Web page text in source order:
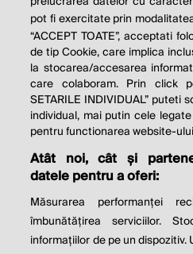
Milton
© 2026 Profit.ro. Toate
Dezvoltat
Contact Publicitate
Politica de cookie
confidențialitate
pot fi exercitate prin
“ACCEPT TOATE”, acceptati
de tip Cookie, care implica
la stocarea/accesarea
care colaboram. Prin click
SETARILE INDIVIDUAL” puteti
individual, mai putin cele
pentru functionarea website-
Atât noi, cât și
datele pentru a oferi:
Măsurarea performanței
îmbunătățirea serviciilor.
informațiilor de pe un